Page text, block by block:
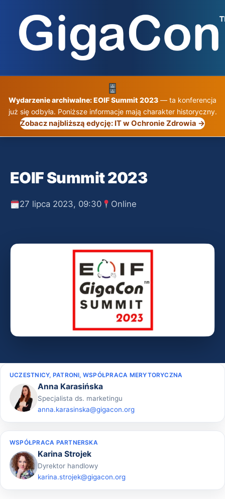
treści
Wydarzenie archiwalne: EOIF Summit 2023 — ta konferencja
już się odbyła. Poniższe informacje mają charakter historyczny.
Zobacz najbliższą edycję: IT w Ochronie Zdrowia →
EOIF Summit 2023
27 lipca 2023, 09:30 Online
UCZESTNICY, PATRONI, WSPÓŁPRACA MERYTORYCZNA
Anna Karasińska
Specjalista ds. marketingu
anna.karasinska@gigacon.org
WSPÓŁPRACA PARTNERSKA
Karina Strojek
Dyrektor handlowy
karina.strojek@gigacon.org